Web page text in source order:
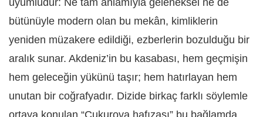
bütünüyle modern olan bu mekân, kimliklerin
yeniden müzakere edildiği, ezberlerin bozulduğu bir
aralık sunar. Akdeniz’in bu kasabası, hem geçmişin
hem geleceğin yükünü taşır; hem hatırlayan hem
unutan bir coğrafyadır. Dizide birkaç farklı söylemle
ortaya konulan “Çukurova hafızası” bu bağlamda